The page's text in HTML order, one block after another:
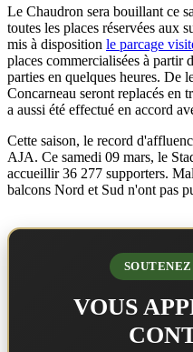
Le Chaudron sera bouillant ce
toutes les places réservées aux
mis à disposition le parcage
places commercialisées à partir
parties en quelques heures. De
Concarneau seront replacés en
a aussi été effectué en accord
Cette saison, le record
AJA. Ce samedi 09 mars, le
accueillir 36 277 supporters.
balcons Nord et Sud n'ont pas
VOUS